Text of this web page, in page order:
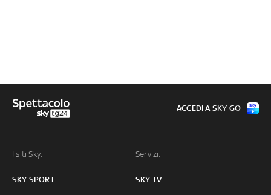
I siti Sky:
SKY SPORT
Servizi:
SKY TV
ACCEDI A SKY GO